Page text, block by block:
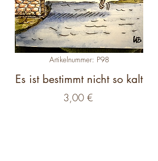
Artikelnummer: P98
Es ist bestimmt nicht so kalt
3,00 €Preis